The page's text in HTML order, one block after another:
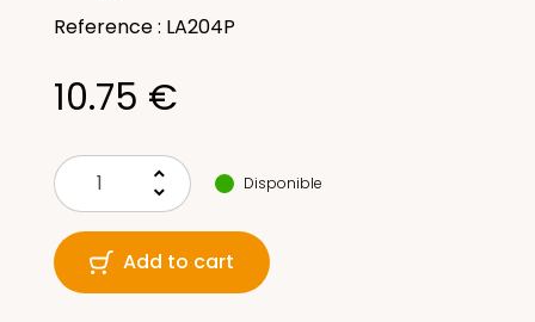
Reference : LA204P
10.75 €
keyboard_arrow_up
keyboard_arrow_down
Disponible
Add to cart